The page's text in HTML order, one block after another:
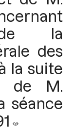
de la
des
la suite
de M.
séance